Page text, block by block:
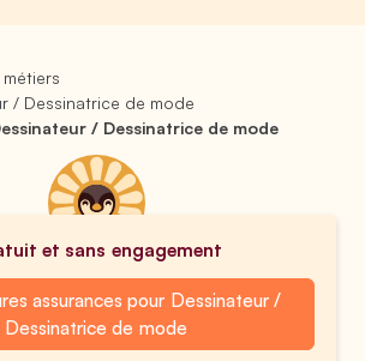
/ Dessinatrice de mode
/ Dessinatrice de mode
et sans engagement
assurances pour Dessinateur /
Dessinatrice de mode